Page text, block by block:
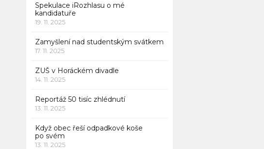
Spekulace iRozhlasu o mé
kandidatuře
19. 11. 2025
Zamyšlení nad studentským svátkem
17. 11. 2025
ZUŠ v Horáckém divadle
14. 11. 2025
Reportáž 50 tisíc zhlédnutí
13. 11. 2025
Když obec řeší odpadkové koše
po svém
13. 11. 2025